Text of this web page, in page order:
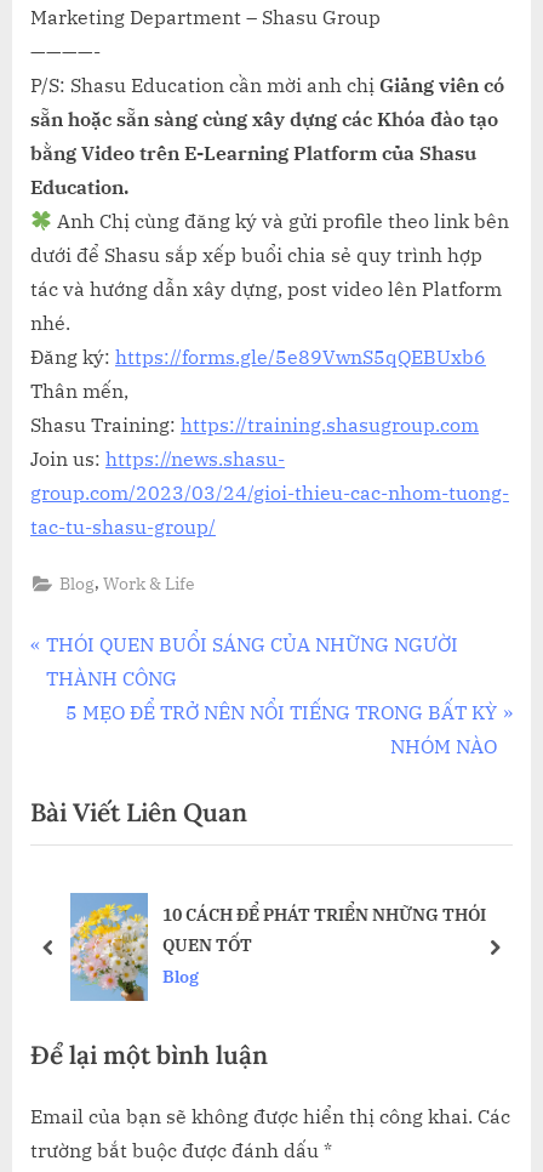
Marketing Department – Shasu Group
————-
P/S: Shasu Education cần mời anh chị Giảng viên có
sẵn hoặc sẵn sàng cùng xây dựng các Khóa đào tạo
bằng Video trên E-Learning Platform của Shasu
Education.
Anh Chị cùng đăng ký và gửi profile theo link bên
dưới để Shasu sắp xếp buổi chia sẻ quy trình hợp
tác và hướng dẫn xây dựng, post video lên Platform
nhé.
Đăng ký: https://forms.gle/5e89VwnS5qQEBUxb6
Thân mến,
Shasu Training: https://training.shasugroup.com
Join us: https://news.shasu-
group.com/2023/03/24/gioi-thieu-cac-nhom-tuong-
tac-tu-shasu-group/
Blog,Work & Life
Điều
hướng
viết
P
r
o
u
o
:
THÓI QUEN BUỔI SÁNG CỦA NHỮNG NGƯỜI
THÀNH CÔNG
N
t
P
t
5 MẸO ĐỂ TRỞ NÊN NỔI TIẾNG TRONG BẤT KỲ
NHÓM NÀO
Bài Viết Liên Quan
10 CÁCH ĐỂ PHÁT TRIỂN NHỮNG THÓI
QUEN TỐT
Blog
prev next
Để lại một bình luận
Email của bạn sẽ không được hiển thị công khai. Các
trường bắt buộc được đánh dấu *